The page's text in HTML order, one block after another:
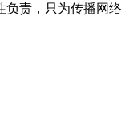
责，只为传播网